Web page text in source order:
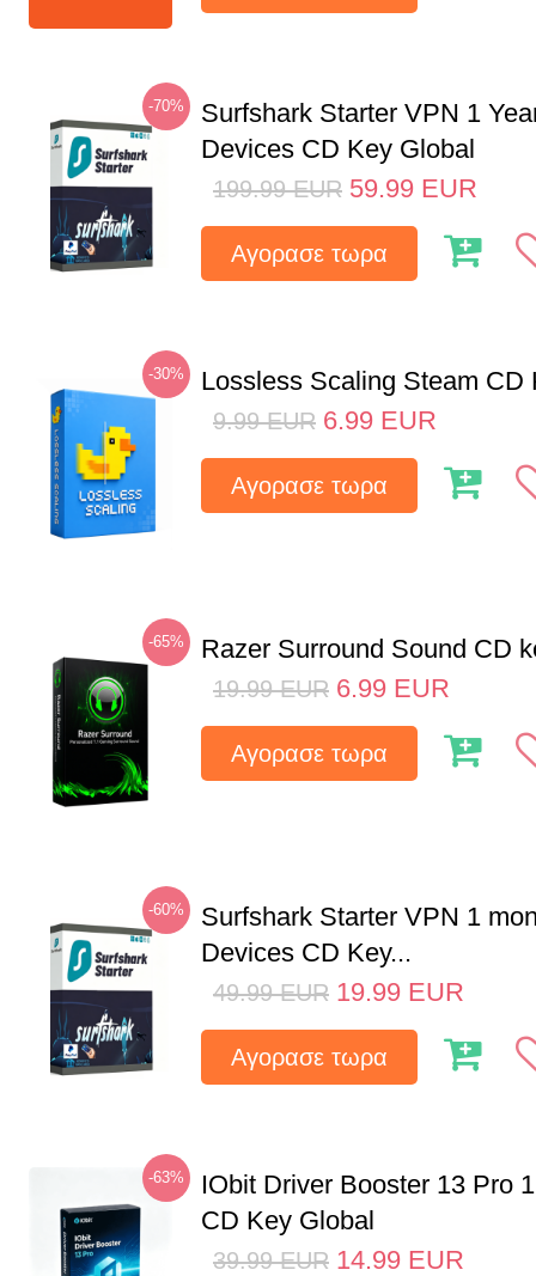
-70%
Surfshark Starter VPN 1
Devices CD Key Global
199.99 EUR 59.99 EUR
Αγορασε τωρα
-30% Lossless Scaling Steam CD
9.99 EUR 6.99 EUR
Αγορασε τωρα
-65% Razer Surround Sound CD
19.99 EUR 6.99 EUR
Αγορασε τωρα
-60%
Surfshark Starter VPN 1
Devices CD Key...
49.99 EUR 19.99 EUR
Αγορασε τωρα
-63%
IObit Driver Booster 13 Pro
CD Key Global
39.99 EUR 14.99 EUR